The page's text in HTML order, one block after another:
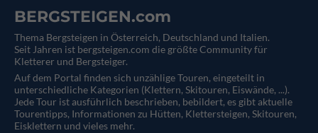
BERGSTEIGEN.com
Thema Bergsteigen in Österreich, Deutschland und Italien.
Seit Jahren ist bergsteigen.com die größte Community für
Kletterer und Bergsteiger.
Auf dem Portal finden sich unzählige Touren, eingeteilt in
unterschiedliche Kategorien (Klettern, Skitouren, Eiswände, ...).
Jede Tour ist ausführlich beschrieben, bebildert, es gibt aktuelle
Tourentipps, Informationen zu Hütten, Klettersteigen, Skitouren,
Eisklettern und vieles mehr.